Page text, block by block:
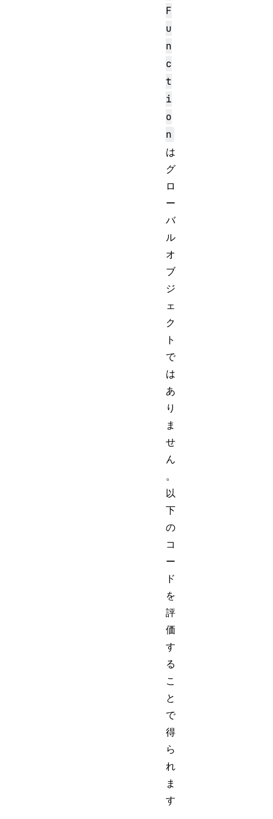
F
u
n
c
t
i
o
n
は
グ
ロ
ー
バ
ル
オ
ブ
ジ
ェ
ク
ト
で
は
あ
り
ま
せ
ん
。
以
下
の
コ
ー
ド
を
評
価
す
る
こ
と
で
得
ら
れ
ま
す